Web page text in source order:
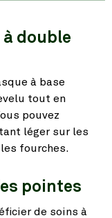
à double
à base
tout en
pouvez
léger sur les
fourches.
pointes
de soins à